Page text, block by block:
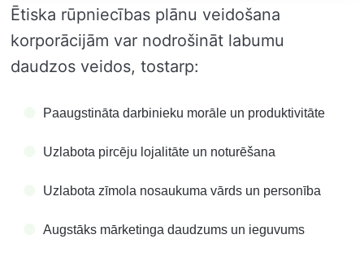
Ētiska rūpniecības plānu veidošana
korporācijām var nodrošināt labumu
daudzos veidos, tostarp:
Paaugstināta darbinieku morāle un produktivitāte
Uzlabota pircēju lojalitāte un noturēšana
Uzlabota zīmola nosaukuma vārds un personība
Augstāks mārketinga daudzums un ieguvums